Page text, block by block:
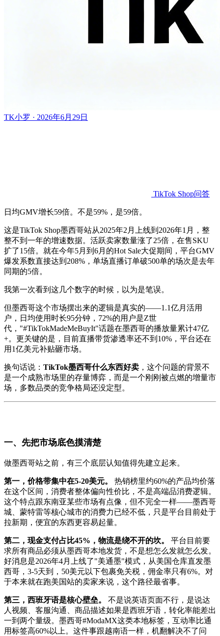
TK小罗 · 2026年6月29日
TikTok Shop问答
日均GMV增长59倍。不是59%，是59倍。
这是TikTok Shop墨西哥站从2025年2月上线到2026年1月，整
整不到一年的增速数据。活跃卖家数量涨了25倍，在售SKU
扩了15倍。就在今年5月到6月的Hot Sale大促期间，平台GMV
爆发系数直接达到208%，单场直播订单破500单的场次是去年
同期的5倍。
我第一次看到这几个数字的时候，以为是笔误。
但墨西哥这个市场摆出来的逻辑是真实的——1.1亿月活用
户，日均使用时长95分钟，72%的用户是Z世
代，"#TikTokMadeMeBuyIt"话题在墨西哥的播放量累计47亿
+。更关键的是，目前直播带货渗透率还不到10%，平台还在
用1亿美元补贴砸市场。
换句话说： TikTok墨西哥什么东西好卖 ，这个问题的背景不
是一个成熟市场里的存量博弈，而是一个刚刚被点燃的增量市
场，多数品类的竞争格局还没定型。
一、先把市场底色摸清楚
做墨西哥站之前，有三个底层认知值得先建立起来。
第一，价格带集中在5-20美元。
热销榜里约60%的产品均价落
在这个区间，消费者整体偏向性价比，不是高端品消费逻辑。
这个特点跟东南亚某些市场有点像，但不完全一样——墨西哥
城、蒙特雷等核心城市的消费力已经不低，只是平台目前处于
拉新期，便宜的东西更容易起量。
第二，现金支付占比45%，物流是绕不开的坎。
平台目前要
求所有商品必须从墨西哥本地发货，不是想怎么发就怎么发。
好消息是2026年4月上线了"美通墨"模式，从美国仓库直发墨
西哥，3-5天到，50美元以下包裹免关税，佣金率只有6%。对
于本来就在跑美国站的卖家来说，这个路径最省事。
第三，西班牙语是核心壁垒。
不是说英语页面不行，是说达
人视频、客服沟通、商品描述如果是西班牙语，转化率能差出
一到两个量级。墨西哥#ModaMX这类本地标签，互动率比通
用标签高60%以上。这件事跟越南语一样，机翻解决不了问